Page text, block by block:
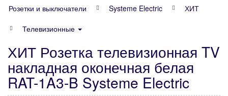
Розетки и выключатели Systeme Electric
ХИТ
Телевизионные
ХИТ Розетка телевизионная TV
накладная оконечная белая
RAT-1A3-B Systeme Electric